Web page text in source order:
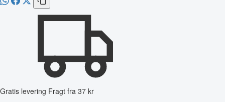
Gratis levering Fragt fra 37 kr